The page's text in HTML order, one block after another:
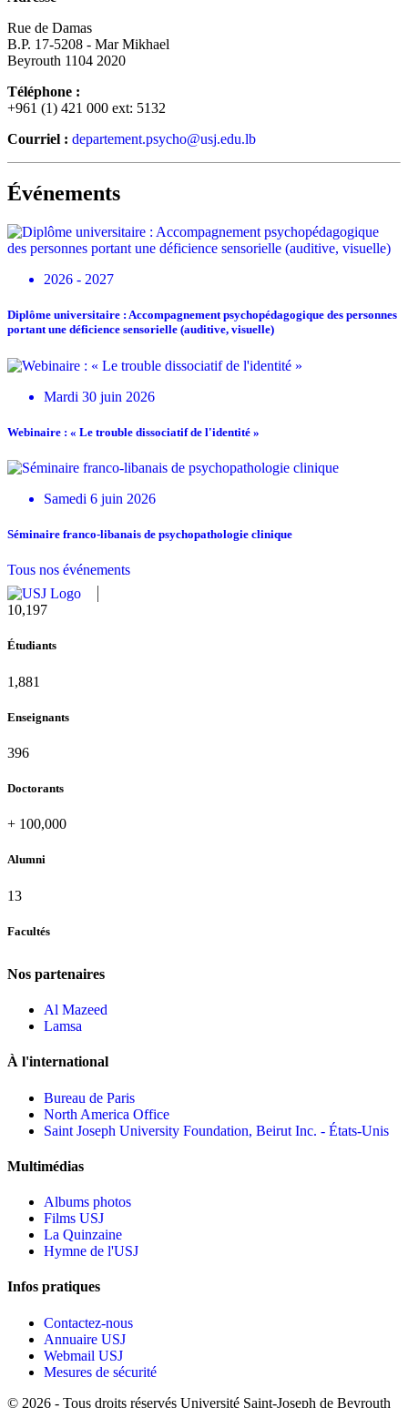
Rue de Damas
B.P. 17-5208 - Mar Mikhael
Beyrouth 1104 2020
Téléphone :
+961 (1) 421 000 ext: 5132
Courriel : departement.psycho@usj.edu.lb
Événements
2026 - 2027
Diplôme universitaire : Accompagnement psychopédagogique des personnes
portant une déficience sensorielle (auditive, visuelle)
Mardi 30 juin 2026
Webinaire : « Le trouble dissociatif de l'identité »
Samedi 6 juin 2026
Séminaire franco-libanais de psychopathologie clinique
Tous nos événements
10,815
Étudiants
1,995
Enseignants
420
Doctorants
+ 100,000
Alumni
13
Facultés
Nos partenaires
Al Mazeed
Lamsa
À l'international
Bureau de Paris
North America Office
Saint Joseph University Foundation, Beirut Inc. - États-Unis
Multimédias
Albums photos
Films USJ
La Quinzaine
Hymne de l'USJ
Infos pratiques
Contactez-nous
Annuaire USJ
Webmail USJ
Mesures de sécurité
© 2026 - Tous droits réservés Université Saint-Joseph de Beyrouth